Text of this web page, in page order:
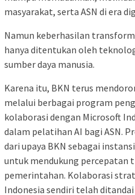
masyarakat, serta ASN di era
Namun keberhasilan
hanya ditentukan oleh
sumber daya manusia.
Karena itu, BKN terus
melalui berbagai program
kolaborasi dengan Microsoft
dalam pelatihan AI bagi ASN.
dari upaya BKN sebagai
untuk mendukung percepatan
pemerintahan. Kolaborasi
Indonesia sendiri telah